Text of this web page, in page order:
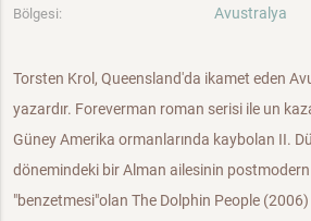
Bölgesi: Avustralya
Torsten Krol, Queensland'da ikamet eden
yazardır. Foreverman roman serisi ile un
Güney Amerika ormanlarında kaybolan II.
dönemindeki bir Alman ailesinin
"benzetmesi"olan The Dolphin People (2006)